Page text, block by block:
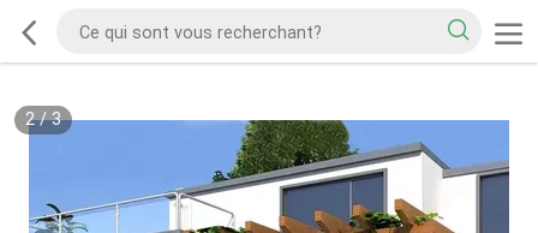
2/3